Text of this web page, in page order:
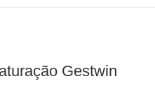
Gestwin